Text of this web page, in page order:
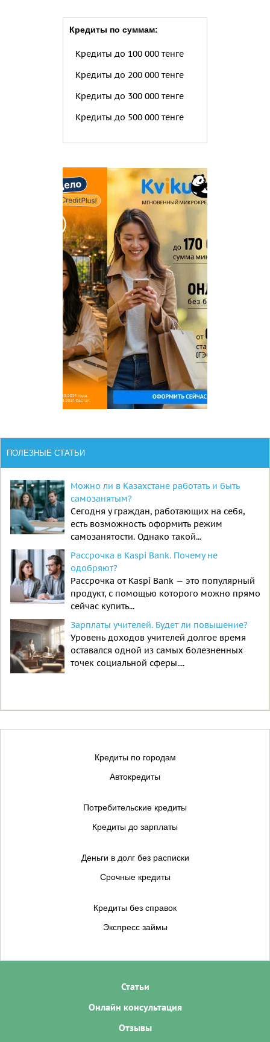
Кредиты по суммам:
Кредиты до 100 000 тенге
Кредиты до 200 000 тенге
Кредиты до 300 000 тенге
Кредиты до 500 000 тенге
ПОЛЕЗНЫЕ СТАТЬИ
Можно ли в Казахстане работать и быть
самозанятым?
Сегодня у граждан, работающих на себя,
есть возможность оформить режим
самозанятости. Однако такой...
Рассрочка в Kaspi Bank. Почему не
одобряют?
Рассрочка от Kaspi Bank — это популярный
продукт, с помощью которого можно прямо
сейчас купить...
Зарплаты учителей. Будет ли повышение?
Уровень доходов учителей долгое время
оставался одной из самых болезненных
точек социальной сферы....
Кредиты по городам
Автокредиты
Потребительские кредиты
Кредиты до зарплаты
Деньги в долг без расписки
Срочные кредиты
Кредиты без справок
Экспресс займы
Статьи
Онлайн консультация
Отзывы